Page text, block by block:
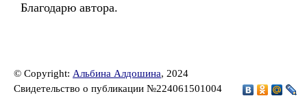
Благодарю автора.
© Copyright: Альбина Алдошина, 2024
Свидетельство о публикации №224061501004